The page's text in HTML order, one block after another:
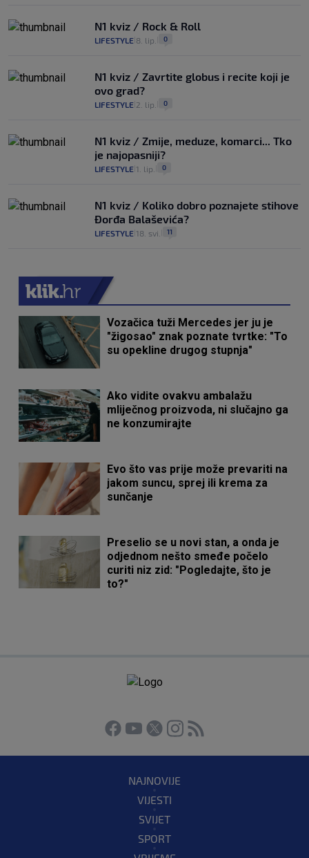
N1 kviz / Rock & Roll
LIFESTYLE 8. lip. 0
N1 kviz / Zavrtite globus i recite koji je
ovo grad?
LIFESTYLE 2. lip. 0
N1 kviz / Zmije, meduze, komarci... Tko
je najopasniji?
LIFESTYLE 1. lip. 0
N1 kviz / Koliko dobro poznajete stihove
Đorđa Balaševića?
LIFESTYLE 18. svi. 11
Vozačica tuži Mercedes jer ju je
"žigosao" znak poznate tvrtke: "To
su opekline drugog stupnja"
Ako vidite ovakvu ambalažu
mliječnog proizvoda, ni slučajno ga
ne konzumirajte
Evo što vas prije može prevariti na
jakom suncu, sprej ili krema za
sunčanje
Preselio se u novi stan, a onda je
odjednom nešto smeđe počelo
curiti niz zid: "Pogledajte, što je
to?"
NAJNOVIJE
VIJESTI
SVIJET
SPORT